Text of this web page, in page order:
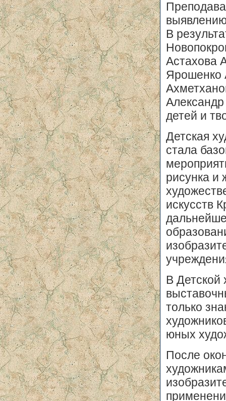
В
Астахова
Ярошенко
детей и
Детская
стала
рисунка и
искусств
В Детской
только
юных
После